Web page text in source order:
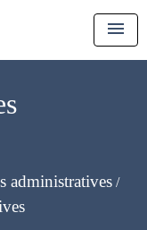
menu
administratives /